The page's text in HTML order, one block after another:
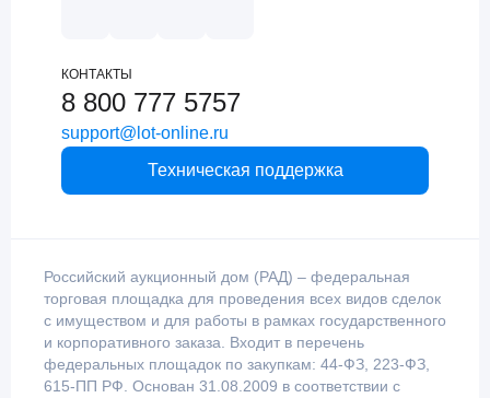
КОНТАКТЫ
8 800 777 5757
support@lot-online.ru
Техническая поддержка
Российский аукционный дом (РАД) – федеральная
торговая площадка для проведения всех видов сделок
с имуществом и для работы в рамках государственного
и корпоративного заказа. Входит в перечень
федеральных площадок по закупкам: 44-ФЗ, 223-ФЗ,
615-ПП РФ. Основан 31.08.2009 в соответствии с